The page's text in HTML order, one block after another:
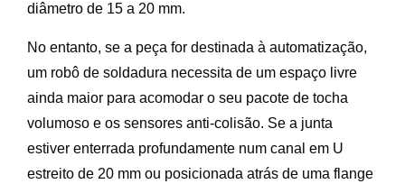
diâmetro de 15 a 20 mm.
No entanto, se a peça for destinada à automatização,
um robô de soldadura necessita de um espaço livre
ainda maior para acomodar o seu pacote de tocha
volumoso e os sensores anti-colisão. Se a junta
estiver enterrada profundamente num canal em U
estreito de 20 mm ou posicionada atrás de uma flange